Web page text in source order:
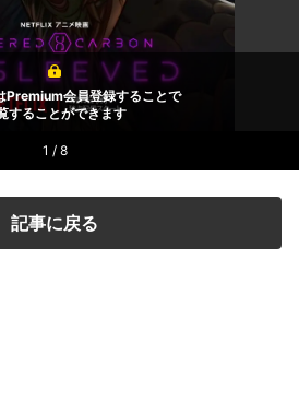
Premium会員登録することで
することができます
1 / 8
記事に戻る